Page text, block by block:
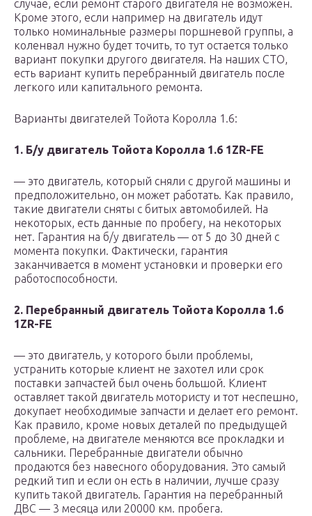
случае, если ремонт старого двигателя не возможен.
Кроме этого, если например на двигатель идут
только номинальные размеры поршневой группы, а
коленвал нужно будет точить, то тут остается только
вариант покупки другого двигателя. На наших СТО,
есть вариант купить перебранный двигатель после
легкого или капитального ремонта.
Варианты двигателей Тойота Королла 1.6:
1. Б/у двигатель Тойота Королла 1.6 1ZR-FE
— это двигатель, который сняли с другой машины и
предположительно, он может работать. Как правило,
такие двигатели сняты с битых автомобилей. На
некоторых, есть данные по пробегу, на некоторых
нет. Гарантия на б/у двигатель — от 5 до 30 дней с
момента покупки. Фактически, гарантия
заканчивается в момент установки и проверки его
работоспособности.
2. Перебранный двигатель Тойота Королла 1.6
1ZR-FE
— это двигатель, у которого были проблемы,
устранить которые клиент не захотел или срок
поставки запчастей был очень большой. Клиент
оставляет такой двигатель мотористу и тот неспешно,
докупает необходимые запчасти и делает его ремонт.
Как правило, кроме новых деталей по предыдущей
проблеме, на двигателе меняются все прокладки и
сальники. Перебранные двигатели обычно
продаются без навесного оборудования. Это самый
редкий тип и если он есть в наличии, лучше сразу
купить такой двигатель. Гарантия на перебранный
ДВС — 3 месяца или 20000 км. пробега.